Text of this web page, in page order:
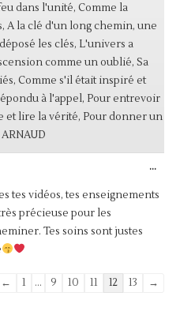
dans l'unité, Comme la
A la clé d'un long chemin, une
les clés, L'univers a
comme un oublié, Sa
Comme s'il était inspiré et
à l'appel, Pour entrevoir
et lire la vérité, Pour donner un
tes vidéos, tes enseignements
précieuse pour les
Tes soins sont justes
...
Navigation
← 1 ... 9 10 11 12 13 →